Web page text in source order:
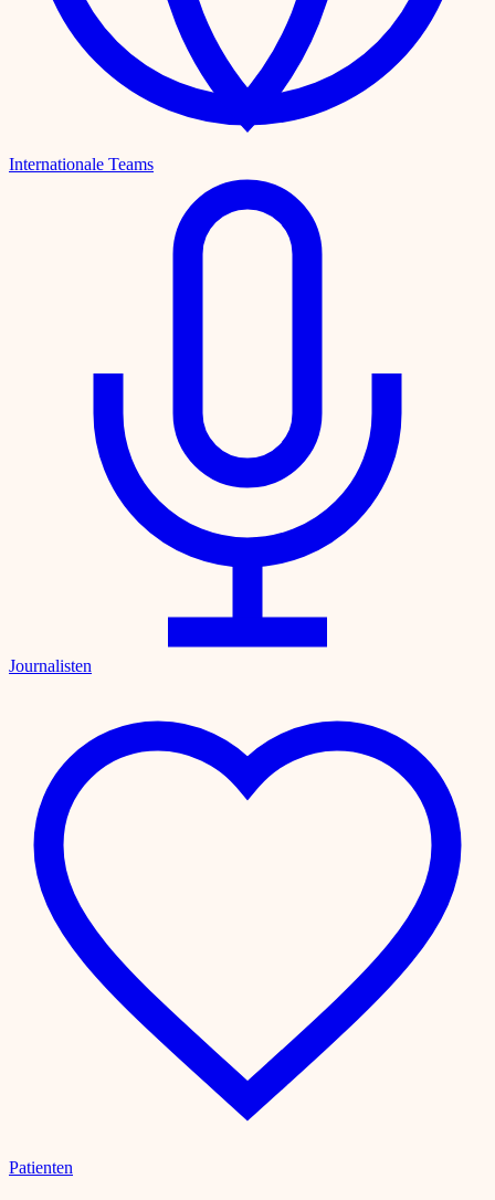
Internationale Teams
Journalisten
Patienten